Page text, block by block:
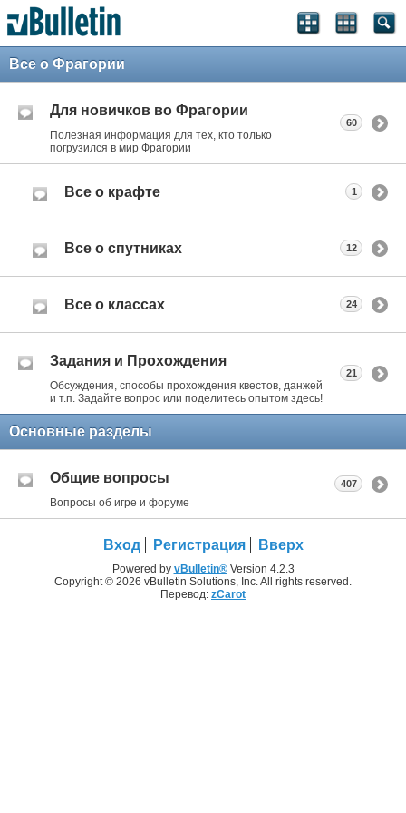
Все о Фрагории
Для новичков во Фрагории
Полезная информация для тех, кто только
погрузился в мир Фрагории
60
Все о крафте 1
Все о спутниках 12
Все о классах 24
Задания и Прохождения
Обсуждения, способы прохождения квестов, данжей
и т.п. Задайте вопрос или поделитесь опытом здесь!
21
Основные разделы
Общие вопросы
Вопросы об игре и форуме
407
Вход Регистрация Вверх
Powered by vBulletin®Version 4.2.3
Copyright © 2026 vBulletin Solutions, Inc. All rights reserved.
Перевод: zCarot